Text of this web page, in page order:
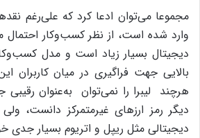
مجموعا می‌توان ادعا کرد که علی‌رغم
وارد شده است، از نظر کسب‌وکار احتمال
دیجیتال بسیار زیاد است و مدل
بالایی جهت فراگیری در میان کاربران
هرچند لیبرا را نمی‌توان به‌عنوان
دیگر رمز ارزهای غیرمتمرکز دانست، ولی
دیجیتالی مثل ریپل و اتریوم بسیار جدی